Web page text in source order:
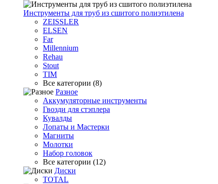
Инструменты для труб из сшитого полиэтилена
ZEISSLER
ELSEN
Far
Millennium
Rehau
Stout
TIM
Все категории (8)
Разное
Аккумуляторные инструменты
Гвозди для стэплера
Кувалды
Лопаты и Мастерки
Магниты
Молотки
Набор головок
Все категории (12)
Диски
TOTAL